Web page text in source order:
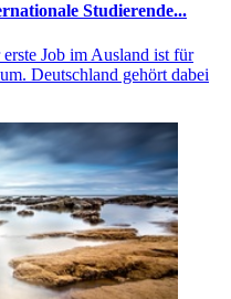
Studierende...
Job im Ausland ist für
Deutschland gehört dabei